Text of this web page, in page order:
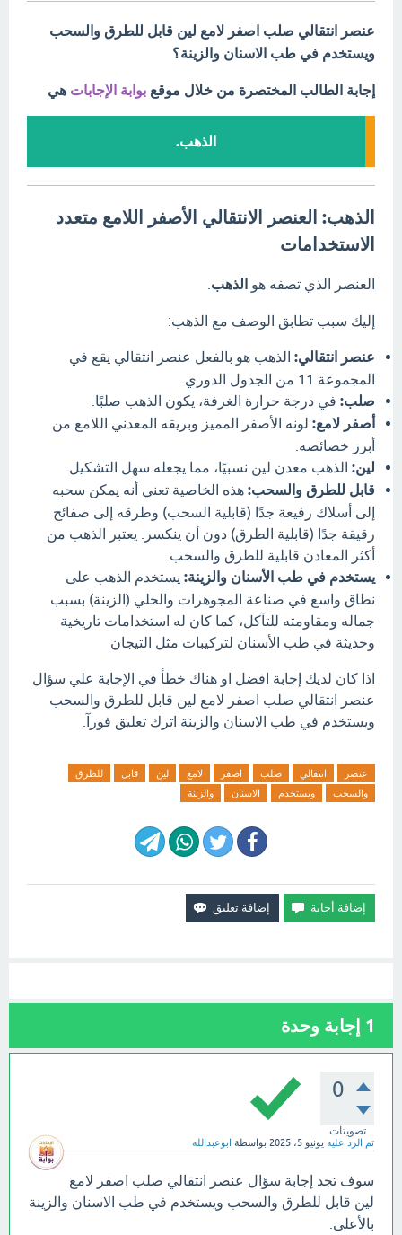
عنصر انتقالي صلب اصفر لامع لين قابل للطرق والسحب
ويستخدم في طب الاسنان والزينة؟
إجابة الطالب المختصرة من خلال موقع بوابة الإجابات هي
الذهب.
الذهب: العنصر الانتقالي الأصفر اللامع متعدد
الاستخدامات
العنصر الذي تصفه هو الذهب
إليك سبب تطابق الوصف مع الذهب:
عنصر انتقالي: الذهب هو بالفعل عنصر انتقالي يقع في
المجموعة 11 من الجدول الدوري.
صلب: في درجة حرارة الغرفة، يكون الذهب صلبًا.
أصفر لامع: لونه الأصفر المميز وبريقه المعدني اللامع من
أبرز خصائصه.
لين: الذهب معدن لين نسبيًا، مما يجعله سهل التشكيل.
قابل للطرق والسحب: هذه الخاصية تعني أنه يمكن سحبه
إلى أسلاك رفيعة جدًا (قابلية السحب) وطرقه إلى صفائح
رقيقة جدًا (قابلية الطرق) دون أن ينكسر.
يعتبر الذهب من
أكثر المعادن قابلية للطرق والسحب.
يستخدم في طب الأسنان والزينة: يستخدم الذهب على
نطاق واسع في صناعة المجوهرات والحلي (الزينة) بسبب
جماله ومقاومته للتآكل، كما كان له استخدامات تاريخية
وحديثة في طب الأسنان لتركيبات مثل التيجان
اذا كان لديك إجابة افضل او هناك خطأ في الإجابة علي سؤال
عنصر انتقالي صلب اصفر لامع لين قابل للطرق والسحب
ويستخدم في طب الاسنان والزينة اترك تعليق فورآ.
عنصر انتقالي صلب اصفر لامع لين قابل
للطرق
والسحب
ويستخدم الاسنان والزينة
1 إجابة وحدة
0
تصويتات
تم الرد عليه يونيو 5، 2025 بواسطة ابوعبدالله
سوف تجد إجابة سؤال عنصر انتقالي صلب اصفر لامع
لين قابل للطرق والسحب ويستخدم في طب الاسنان والزينة
بالأعلى.